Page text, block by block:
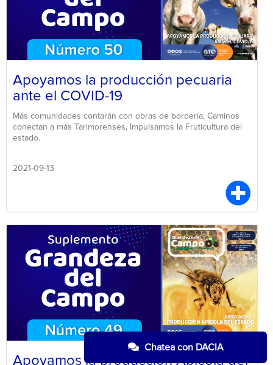
Chatea con DACIA
Apoyamos la producción pecuaria
ante el COVID-19
Más comunidades contarán con obras de bordería, Caminos
conectan a más Tarimorenses, Impulsamos la Fruticultura del
estado.
2021-09-13
Apoyamos la producción Apícola del